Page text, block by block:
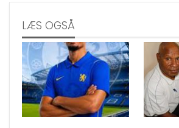
LÆS OGSÅ